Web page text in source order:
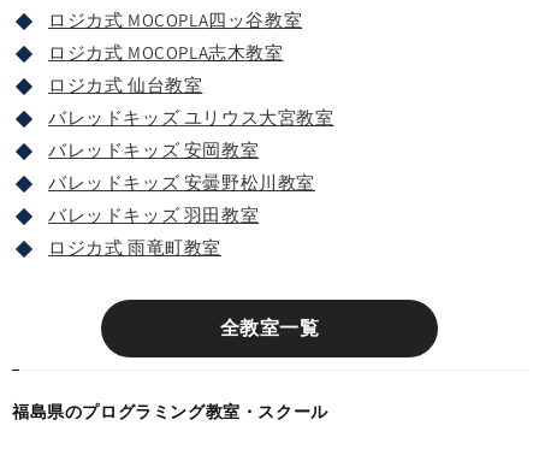
ロジカ式 MOCOPLA四ッ谷教室
ロジカ式 MOCOPLA志木教室
ロジカ式 仙台教室
バレッドキッズ ユリウス大宮教室
バレッドキッズ 安岡教室
バレッドキッズ 安曇野松川教室
バレッドキッズ 羽田教室
ロジカ式 雨竜町教室
全教室一覧
福島県のプログラミング教室・スクール